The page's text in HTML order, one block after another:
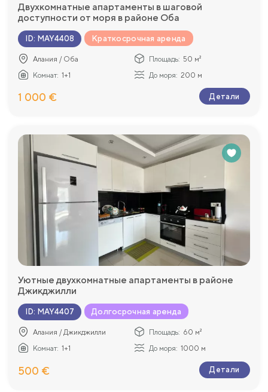
Двухкомнатные апартаменты в шаговой
доступности от моря в районе Оба
ID: MAY4408 Краткосрочная аренда
Алания / Оба Площадь: 50 м²
Комнат: 1+1 До моря: 200 м
1 000 € Детали
Уютные двухкомнатные апартаменты в районе
Джикджилли
ID: MAY4407 Долгосрочная аренда
Алания / Джикджилли Площадь: 60 м²
Комнат: 1+1 До моря: 1000 м
500 € Детали